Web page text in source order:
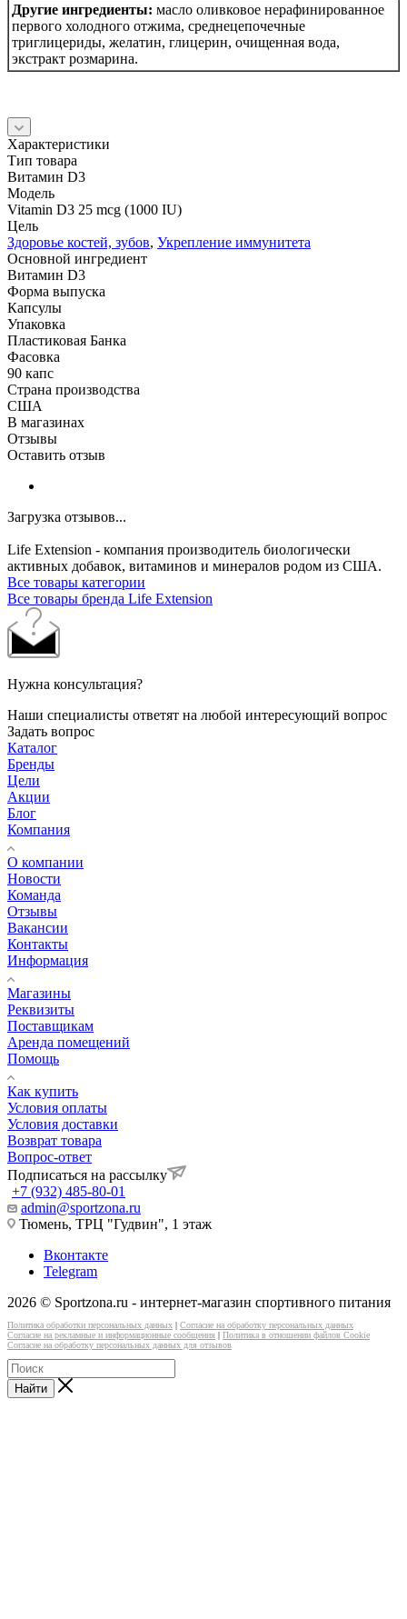
Другие ингредиенты: масло оливковое нерафинированное
первого холодного отжима, среднецепочечные
триглицериды, желатин, глицерин, очищенная вода,
экстракт розмарина.
Характеристики
Тип товара
Витамин D3
Модель
Vitamin D3 25 mcg (1000 IU)
Цель
Здоровье костей, зубов, Укрепление иммунитета
Основной ингредиент
Витамин D3
Форма выпуска
Капсулы
Упаковка
Пластиковая Банка
Фасовка
90 капс
Страна производства
США
В магазинах
Отзывы
Оставить отзыв
Загрузка отзывов...
Life Extension - компания производитель биологически
активных добавок, витаминов и минералов родом из США.
Все товары категории
Все товары бренда Life Extension
Нужна консультация?
Наши специалисты ответят на любой интересующий вопрос
Задать вопрос
Каталог
Бренды
Цели
Акции
Блог
Компания
О компании
Новости
Команда
Отзывы
Вакансии
Контакты
Информация
Магазины
Реквизиты
Поставщикам
Аренда помещений
Помощь
Как купить
Условия оплаты
Условия доставки
Возврат товара
Вопрос-ответ
Подписаться на рассылку
+7 (932) 485-80-01
admin@sportzona.ru
Тюмень, ТРЦ "Гудвин", 1 этаж
Вконтакте
Telegram
2026 © Sportzona.ru - интернет-магазин спортивного питания
Политика обработки персональных данных | Согласие на обработку персональных данных
Согласие на рекламные и информационные сообщения | Политика в отношении файлов Cookie
Согласие на обработку персональных данных для отзывов
Найти